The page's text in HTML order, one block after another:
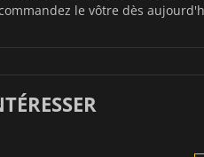
le vôtre dès